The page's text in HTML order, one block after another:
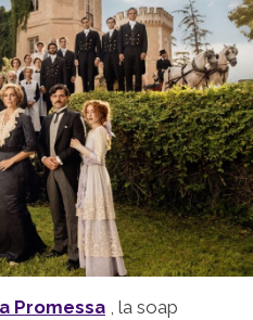
Promessa , la soap